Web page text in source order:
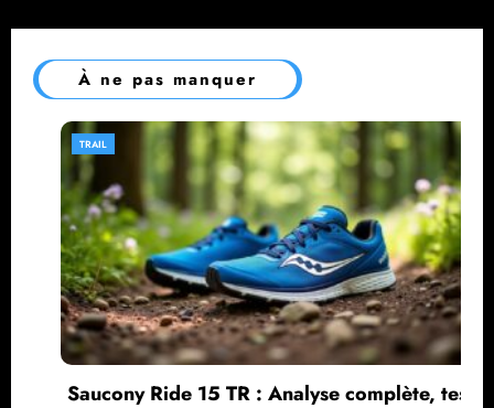
À ne pas manquer
15 TR : Analyse complète, test
TRAIL
Brooks